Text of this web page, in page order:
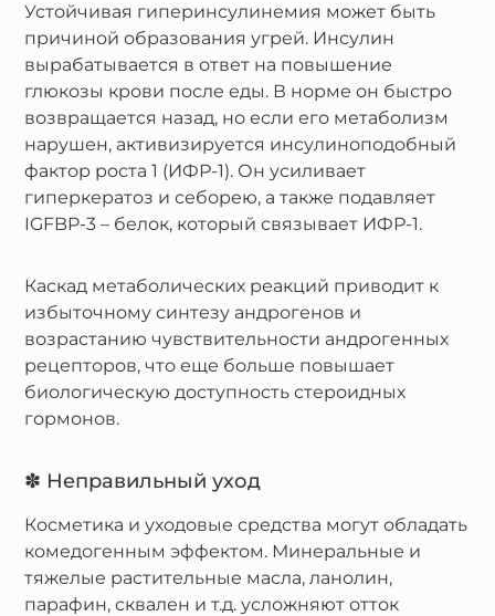
Устойчивая гиперинсулинемия может быть
причиной образования угрей. Инсулин
вырабатывается в ответ на повышение
глюкозы крови после еды. В норме он быстро
возвращается назад, но если его метаболизм
нарушен, активизируется инсулиноподобный
фактор роста 1 (ИФР-1). Он усиливает
гиперкератоз и себорею, а также подавляет
IGFBP-3 – белок, который связывает ИФР-1.
Каскад метаболических реакций приводит к
избыточному синтезу андрогенов и
возрастанию чувствительности андрогенных
рецепторов, что еще больше повышает
биологическую доступность стероидных
гормонов.
✽ Неправильный уход
Косметика и уходовые средства могут обладать
комедогенным эффектом. Минеральные и
тяжелые растительные масла, ланолин,
парафин, сквален и т.д. усложняют отток